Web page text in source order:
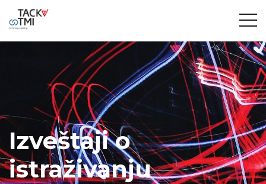
Izveštaji o
istraživanju